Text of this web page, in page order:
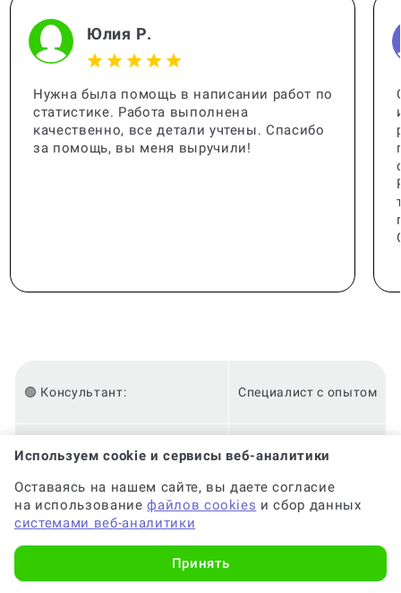
Юлия Р.
Нужна была помощь в написании работ по
статистике. Работа выполнена
качественно, все детали учтены. Спасибо
за помощь, вы меня выручили!
🟢 Консультант: Специалист с опытом
🟢 Гарантия на консультацию: До 6 месяцев
🟢 Срок консультации:
🟢 Оригинальность: Высокая
Используем cookie и сервисы веб-аналитики
Оставаясь на нашем сайте, вы даете согласие
на использованиефайлов cookies и сбор данных
системами веб-аналитики
Принять